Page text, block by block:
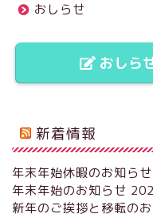
おしらせ
おしら
新着情報
年末年始休暇のお知らせ
年末年始のお知らせ
新年のご挨拶と移転の